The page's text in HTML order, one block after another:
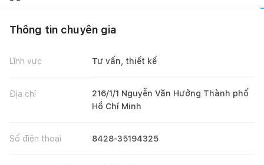
Thông tin chuyên gia
Lĩnh vực Tư vấn, thiết kế
Địa chỉ
216/1/1 Nguyễn Văn Hưởng Thành phố
Hồ Chí Minh
Số điện thoại 8428-35194325